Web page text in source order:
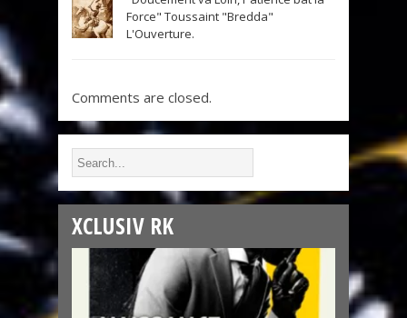
Force" Toussaint "Bredda"
L'Ouverture.
Comments are closed.
XCLUSIV RK